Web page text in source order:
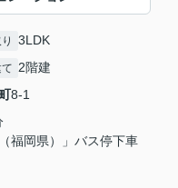
3LDK
2階建
8-1
福岡県）」バス停下車